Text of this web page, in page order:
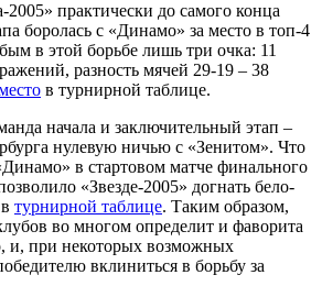
2005» практически до самого конца
боролась с «Динамо» за место в топ-4
в этой борьбе лишь три очка: 11
разность мячей 29-19 – 38
в турнирной таблице.
начала и заключительный этап –
нулевую ничью с «Зенитом». Что
в стартовом матче финального
«Звезде-2005» догнать бело-
турнирной таблице. Таким образом,
во многом определит и фаворита
и, при некоторых возможных
вклиниться в борьбу за